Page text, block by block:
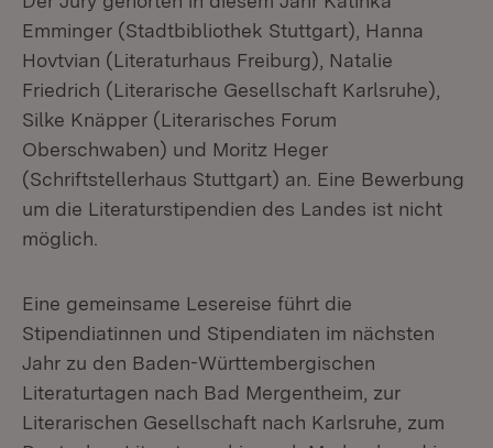
Emminger (Stadtbibliothek Stuttgart), Hanna
Hovtvian (Literaturhaus Freiburg), Natalie
Friedrich (Literarische Gesellschaft Karlsruhe),
Silke Knäpper (Literarisches Forum
Oberschwaben) und Moritz Heger
(Schriftstellerhaus Stuttgart) an. Eine Bewerbung
um die Literaturstipendien des Landes ist nicht
möglich.
Eine gemeinsame Lesereise führt die
Stipendiatinnen und Stipendiaten im nächsten
Jahr zu den Baden-Württembergischen
Literaturtagen nach Bad Mergentheim, zur
Literarischen Gesellschaft nach Karlsruhe, zum